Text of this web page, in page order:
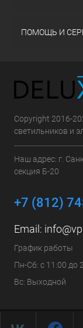
ПОМОЩЬ И
Copyright 2016-
светильников и
Наш адрес: г.
секция Б-20
+7 (812)
Email:
График работы
Пн-Сб: с 11:00 до
Вс: Выходной